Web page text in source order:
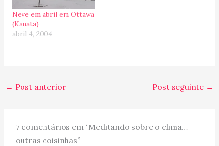
Neve em abril em Ottawa
(Kanata)
abril 4, 2004
← Post anterior Post seguinte →
7 comentários em “Meditando sobre o clima… +
outras coisinhas”